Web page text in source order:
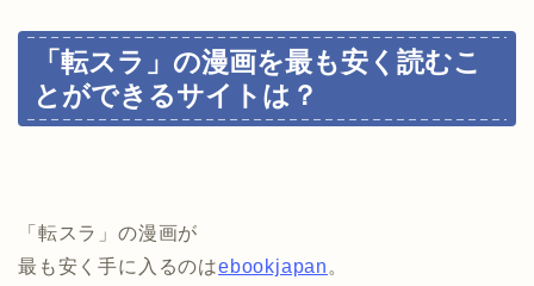
「転スラ」の漫画を最も安く読むこ
とができるサイトは？
「転スラ」の漫画が
最も安く手に入るのはebookjapan 。